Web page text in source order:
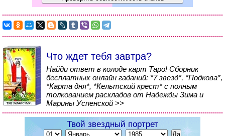
Что ждет тебя завтра?
Найди ответ в колоде карт Таро! Сборник
бесплатных онлайн гаданий: *7 звезд*, *Подкова*,
*Карта дня*, *Кельтский крест* с полным
толкованием раскладов от Надежды Зима и
Марины Успенской >>
Твой звездный портрет